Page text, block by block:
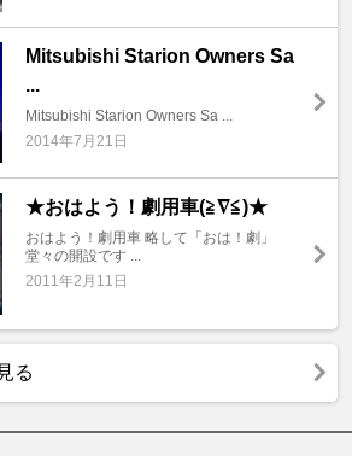
Mitsubishi Starion Owners Sa
...
Mitsubishi Starion Owners Sa ...
2014年7月21日
★おはよう！劇用車(≧∇≦)★
おはよう！劇用車 略して「おは！劇」
堂々の開設です ...
2011年2月11日
る